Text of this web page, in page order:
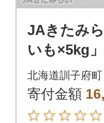
JAきたみ
いも×5kg
(とうや)い
セット
北海道訓子府町
寄付金額